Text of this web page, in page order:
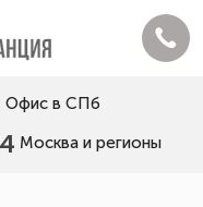
Офис в СПб
Москва и регионы